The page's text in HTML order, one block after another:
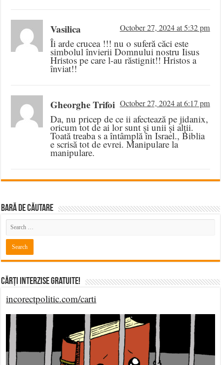
Vasilica October 27, 2024 at 5:32 pm
Îi arde crucea !!! nu o suferă căci este
simbolul învierii Domnului nostru Iisus
Hristos pe care l-au răstignit!! Hristos a
înviat!!
Gheorghe Trifoi October 27, 2024 at 6:17 pm
Da, nu pricep de ce ii afectează pe jidanix,
oricum tot de ai lor sunt și unii și alții.
Toată treaba s a întâmplă în Israel., Biblia
e scrisă tot de evrei. Manipulare la
manipulare.
BARĂ DE CĂUTARE
Cărți Interzise Gratuite!
incorectpolitic.com/carti